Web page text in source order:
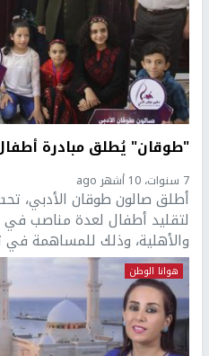
"طوقان" يُطلق مبادرة
7 سنوات، 10 أشهر ago
أطلق صالون طوقان الأدبي، تحت
لتقليد أطفال لعدة مناصب
والأهلية، وذلك للمساهمة في
هوانا الوطن